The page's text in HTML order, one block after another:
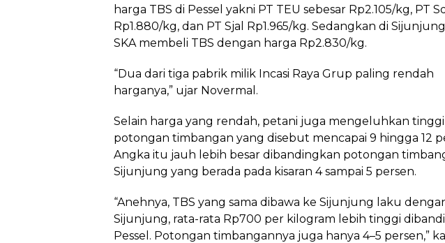
harga TBS di Pessel yakni PT TEU sebesar Rp2.105/kg, PT
Rp1.880/kg, dan PT Sjal Rp1.965/kg. Sedangkan di
SKA membeli TBS dengan harga Rp2.830/kg.
“Dua dari tiga pabrik milik Incasi Raya Grup paling rendah
harganya,” ujar Novermal.
Selain harga yang rendah, petani juga mengeluhkan
potongan timbangan yang disebut mencapai 9 hingga 12
Angka itu jauh lebih besar dibandingkan potongan
Sijunjung yang berada pada kisaran 4 sampai 5 persen.
“Anehnya, TBS yang sama dibawa ke Sijunjung laku
Sijunjung, rata-rata Rp700 per kilogram lebih tinggi
Pessel. Potongan timbangannya juga hanya 4–5 persen,”